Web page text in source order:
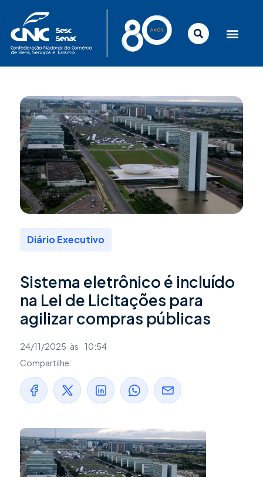
conteúdo
Diário Executivo
Sistema eletrônico é incluído
na Lei de Licitações para
agilizar compras públicas
24/11/2025 às
10:54
Compartilhe: